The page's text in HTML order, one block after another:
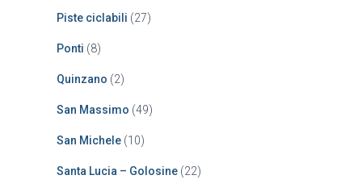
Piste ciclabili (27)
Ponti (8)
Quinzano (2)
San Massimo (49)
San Michele (10)
Santa Lucia – Golosine (22)